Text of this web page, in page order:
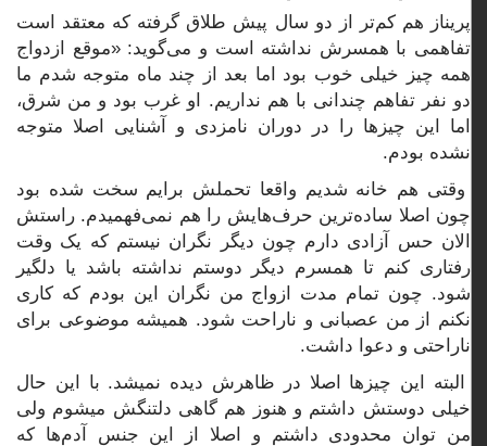
پریناز هم کم‌تر از دو سال پیش طلاق گرفته که معتقد است
تفاهمی با همسرش نداشته است و می‌گوید: «موقع ازدواج
همه چیز خیلی خوب بود اما بعد از چند ماه متوجه شدم ما
دو نفر تفاهم چندانی با هم نداریم. او غرب بود و من شرق،
اما این چیزها را در دوران نامزدی و آشنایی اصلا متوجه
نشده بودم.
وقتی هم خانه شدیم واقعا تحملش برایم سخت شده بود
چون اصلا ساده‌ترین حرف‌هایش را هم نمی‌فهمیدم. راستش
الان حس آزادی دارم چون دیگر نگران نیستم که یک وقت
رفتاری کنم تا همسرم دیگر دوستم نداشته باشد یا دلگیر
شود. چون تمام مدت ازواج من نگران این بودم که کاری
نکنم از من عصبانی و ناراحت شود. همیشه موضوعی برای
ناراحتی و دعوا داشت.
البته این چیزها اصلا در ظاهرش دیده نمیشد. با این حال
خیلی دوستش داشتم و هنوز هم گاهی دلتنگش میشوم ولی
من توان محدودی داشتم و اصلا از این جنس آدم‌ها که